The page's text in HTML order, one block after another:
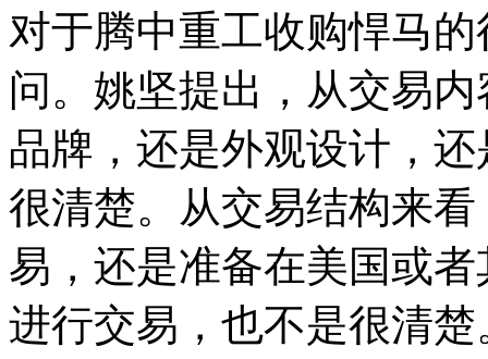
对于腾中重工收购悍马
问。姚坚提出，从交易
品牌，还是外观设计，
很清楚。从交易结构来
易，还是准备在美国或
进行交易，也不是很清